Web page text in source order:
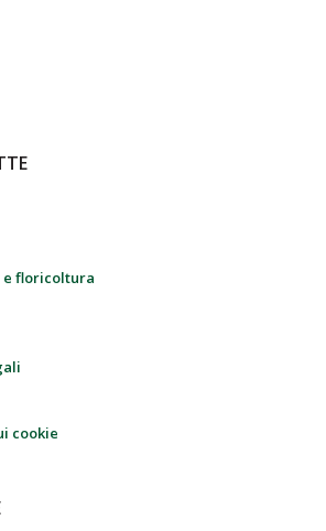
e floricoltura
cookie